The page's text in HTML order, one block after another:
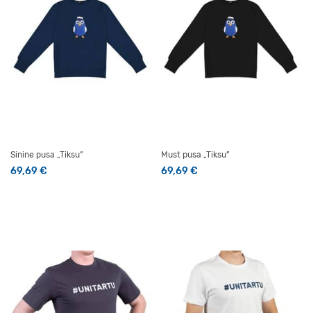
Sinine pusa „Tiksu”
69,69 €
Must pusa „Tiksu”
69,69€